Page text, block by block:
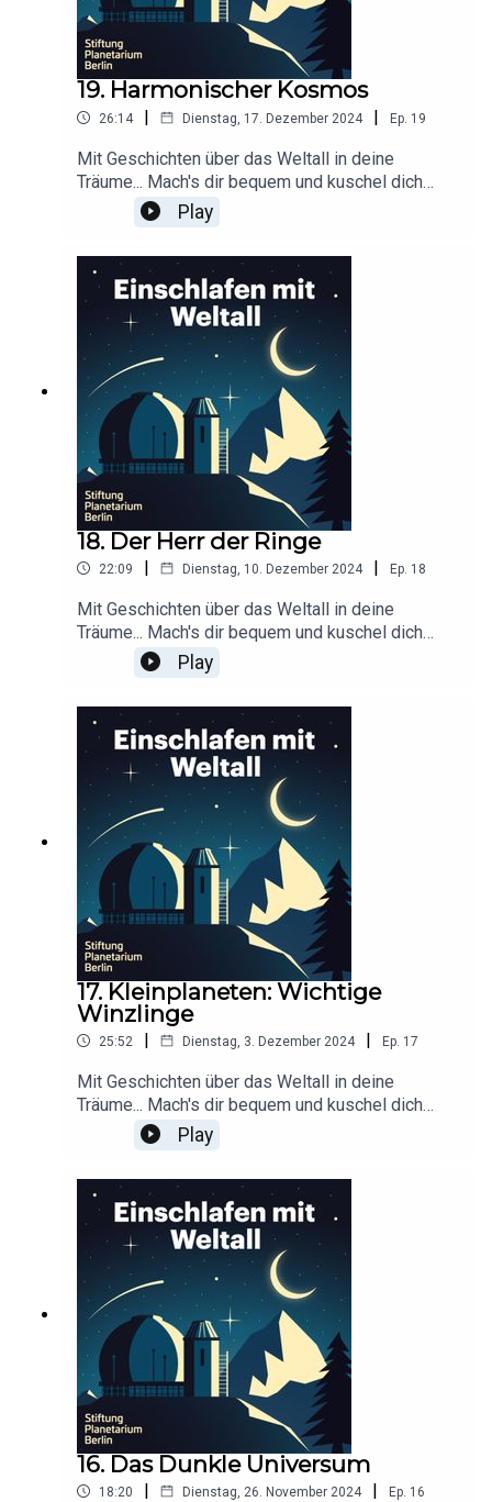
19. Harmonischer Kosmos
26:14 | Dienstag, 17. Dezember 2024 | Ep. 19
Mit Geschichten über das Weltall in deine
Träume... Mach's dir bequem und kuschel dich
ein!Dieser Podcast wird durch Werbung
finanziert. Infos und Angebote unserer
https://linktr.ee/EinschlafenMitPodcastProduzier
t von Anna Germek für Schønlein MediaIn
Kooperation mit der Stiftung Planetarium
BerlinRedaktion: Dr. Felix Lühning, Dr. Monika
Staesche, Ghazal WeberStimme: Dr. Monika
StaescheCover-Artwork von Amadeus E. Fronk
Play
18. Der Herr der Ringe
22:09 | Dienstag, 10. Dezember 2024 | Ep. 18
Mit Geschichten über das Weltall in deine
Träume... Mach's dir bequem und kuschel dich
ein!Dieser Podcast wird durch Werbung
finanziert. Infos und Angebote unserer
https://linktr.ee/EinschlafenMitPodcastProduzier
t von Anna Germek für Schønlein MediaIn
Kooperation mit der Stiftung Planetarium
BerlinRedaktion: Dr. Felix Lühning, Dr. Monika
Staesche, Ghazal WeberStimme: Dr. Monika
StaescheCover-Artwork von Amadeus E. Fronk
Play
17. Kleinplaneten: Wichtige
Winzlinge
25:52 | Dienstag, 3. Dezember 2024 | Ep. 17
Mit Geschichten über das Weltall in deine
Träume... Mach's dir bequem und kuschel dich
ein!Dieser Podcast wird durch Werbung
finanziert. Infos und Angebote unserer
https://linktr.ee/EinschlafenMitPodcastProduzier
t von Anna Germek für Schønlein MediaIn
Kooperation mit der Stiftung Planetarium
BerlinRedaktion: Dr. Felix Lühning, Dr. Monika
Staesche, Ghazal WeberStimme: Dr. Monika
StaescheCover-Artwork von Amadeus E. Fronk
Play
16. Das Dunkle Universum
18:20 | Dienstag, 26. November 2024 | Ep. 16